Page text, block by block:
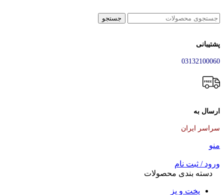
جستجو
پشتیبانی
03132100060
ارسال به
سراسر ایران
منو
ورود / ثبت نام
دسته بندی محصولات
پخت و پز